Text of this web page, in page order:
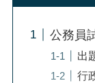
公務員
出
行